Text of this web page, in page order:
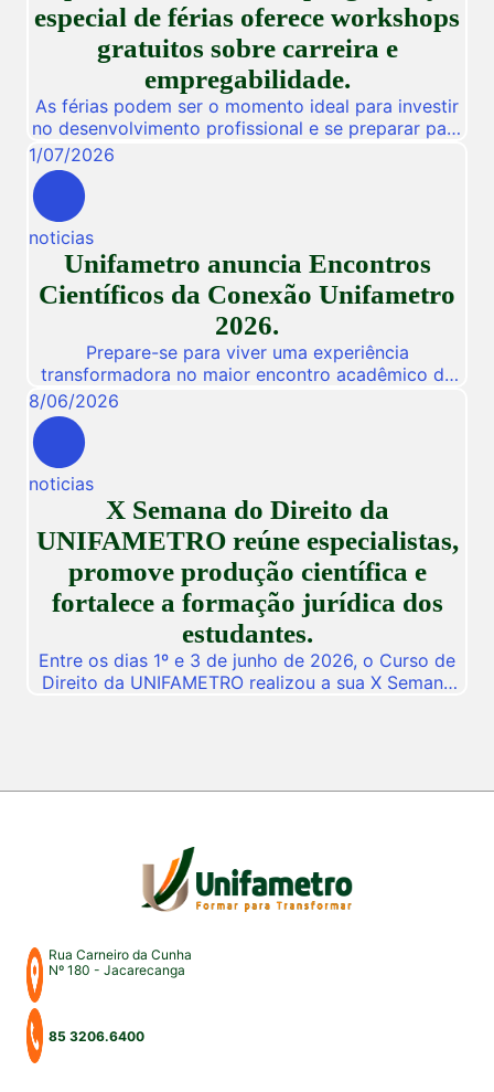
especial de férias oferece workshops
gratuitos sobre carreira e
empregabilidade.
As férias podem ser o momento ideal para investir
no desenvolvimento profissional e se preparar para
novas oportunidades no mercado de trabalho.
Pensando nisso, a Unifametro Carreiras promoverá,
de 27 a 31 de julho, o Impulsiona Carreiras, uma
programação especial de férias composta por
workshops online e gratuitos voltados para alunos,
egressos e público interessado. […]
1/07/2026
noticias
Unifametro anuncia Encontros
Científicos da Conexão Unifametro
2026.
Prepare-se para viver uma experiência
transformadora no maior encontro acadêmico da
nossa instituição! De 03 a 05 de Novembro de
2026, a Unifametro abre suas portas para a
Conexão Unifametro 2026, um evento presencial
dedicado a fomentar a inovação, a troca de
vivências profissionais e a disseminação de
descobertas científicas. Com o propósito central
de […]
8/06/2026
noticias
X Semana do Direito da
UNIFAMETRO reúne especialistas,
promove produção científica e
fortalece a formação jurídica dos
estudantes.
Entre os dias 1º e 3 de junho de 2026, o Curso de
Direito da UNIFAMETRO realizou a sua X Semana
professores, profissionais do Direito e convidados
Rua Carneiro da Cunha
Nº 180 - Jacarecanga
85 3206.6400